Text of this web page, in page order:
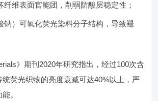
纤维表面官能团，削弱防酸层稳定性；
钠）可氧化荧光染料分子结构，导致褪
》期刊2020年研究指出，经过100次含
荧光织物的亮度衰减可达40%以上，严
。